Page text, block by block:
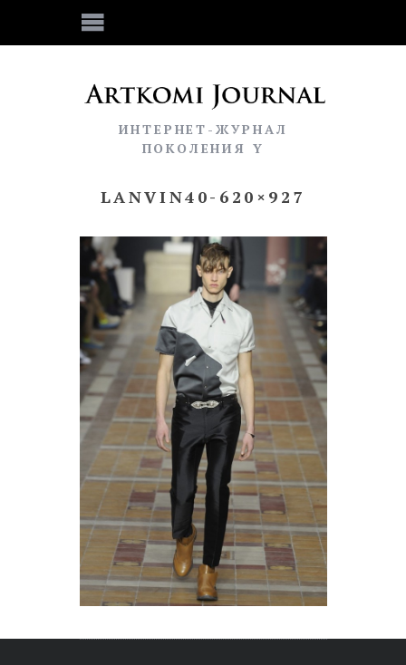
ИНТЕРНЕТ-ЖУРНАЛ
ПОКОЛЕНИЯ Y
LANVIN40-620×927